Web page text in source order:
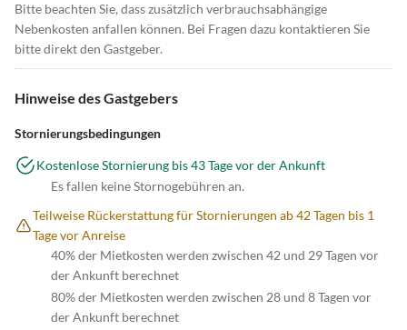
Bitte beachten Sie, dass zusätzlich verbrauchsabhängige
Nebenkosten anfallen können. Bei Fragen dazu kontaktieren Sie
bitte direkt den Gastgeber.
Hinweise des Gastgebers
Stornierungsbedingungen
Kostenlose Stornierung bis 43 Tage vor der Ankunft
Es fallen keine Stornogebühren an.
Teilweise Rückerstattung für Stornierungen ab 42 Tagen bis 1
Tage vor Anreise
40% der Mietkosten werden zwischen 42 und 29 Tagen vor
der Ankunft berechnet
80% der Mietkosten werden zwischen 28 und 8 Tagen vor
der Ankunft berechnet